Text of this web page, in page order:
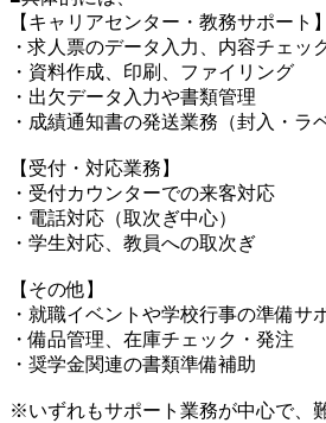
【キャリアセンター・教務サポート】
・求人票のデータ入力、内容チェッ
・資料作成、印刷、ファイリング
・出欠データ入力や書類管理
・成績通知書の発送業務（封入・ラ
【受付・対応業務】
・受付カウンターでの来客対応
・電話対応（取次ぎ中心）
・学生対応、教員への取次ぎ
【その他】
・就職イベントや学校行事の準備サ
・備品管理、在庫チェック・発注
・奨学金関連の書類準備補助
※いずれもサポート業務が中心で、